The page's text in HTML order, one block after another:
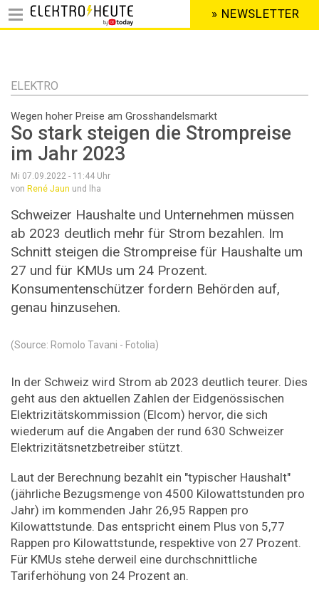
Inhalt
HEADER
MENU
» NEWSLETTER
ELEKTRO
Wegen hoher Preise am Grosshandelsmarkt
So stark steigen die Strompreise
im Jahr 2023
Mi 07.09.2022 - 11:44 Uhr
von René Jaun und lha
Schweizer Haushalte und Unternehmen müssen
ab 2023 deutlich mehr für Strom bezahlen. Im
Schnitt steigen die Strompreise für Haushalte um
27 und für KMUs um 24 Prozent.
Konsumentenschützer fordern Behörden auf,
genau hinzusehen.
(Source: Romolo Tavani - Fotolia)
In der Schweiz wird Strom ab 2023 deutlich teurer. Dies
geht aus den aktuellen Zahlen der Eidgenössischen
Elektrizitätskommission (Elcom) hervor, die sich
wiederum auf die Angaben der rund 630 Schweizer
Elektrizitätsnetzbetreiber stützt.
Laut der Berechnung bezahlt ein "typischer Haushalt"
(jährliche Bezugsmenge von 4500 Kilowattstunden pro
Jahr) im kommenden Jahr 26,95 Rappen pro
Kilowattstunde. Das entspricht einem Plus von 5,77
Rappen pro Kilowattstunde, respektive von 27 Prozent.
Für KMUs stehe derweil eine durchschnittliche
Tariferhöhung von 24 Prozent an.